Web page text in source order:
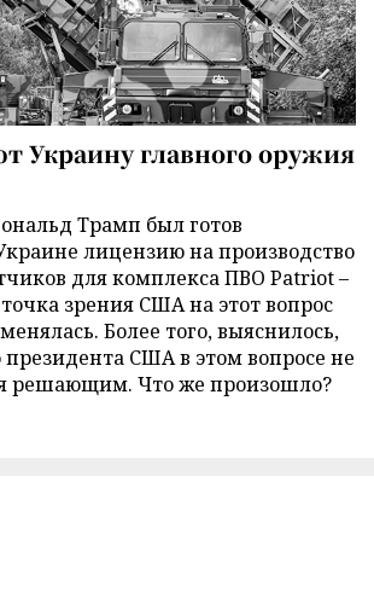
главного оружия
Трамп был готов
лицензию на производство
для комплекса ПВО Patriot –
зрения США на этот вопрос
Более того, выяснилось,
президента США в этом вопросе не
решающим. Что же произошло?